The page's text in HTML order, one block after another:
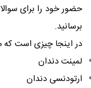
حضور خود را برای
برسانید.
در اینجا چیزی است که
لمینت دندان
ارتودنسی دندان